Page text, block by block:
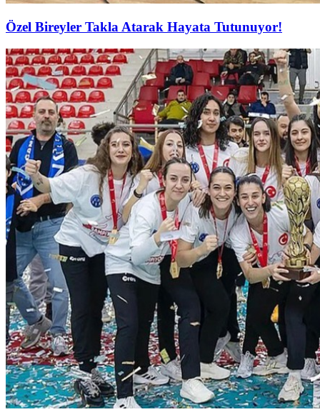
Özel Bireyler Takla Atarak Hayata Tutunuyor!